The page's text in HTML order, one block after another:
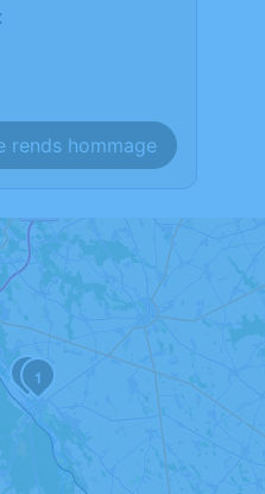
rends hommage
1
3